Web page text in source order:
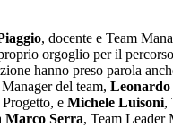
, docente e Team
orgoglio per il
hanno preso parola
del team, Leonardo
e Michele Luisoni,
Marco Serra, Team Leader